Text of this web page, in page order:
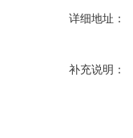
详细地址：
补充说明：